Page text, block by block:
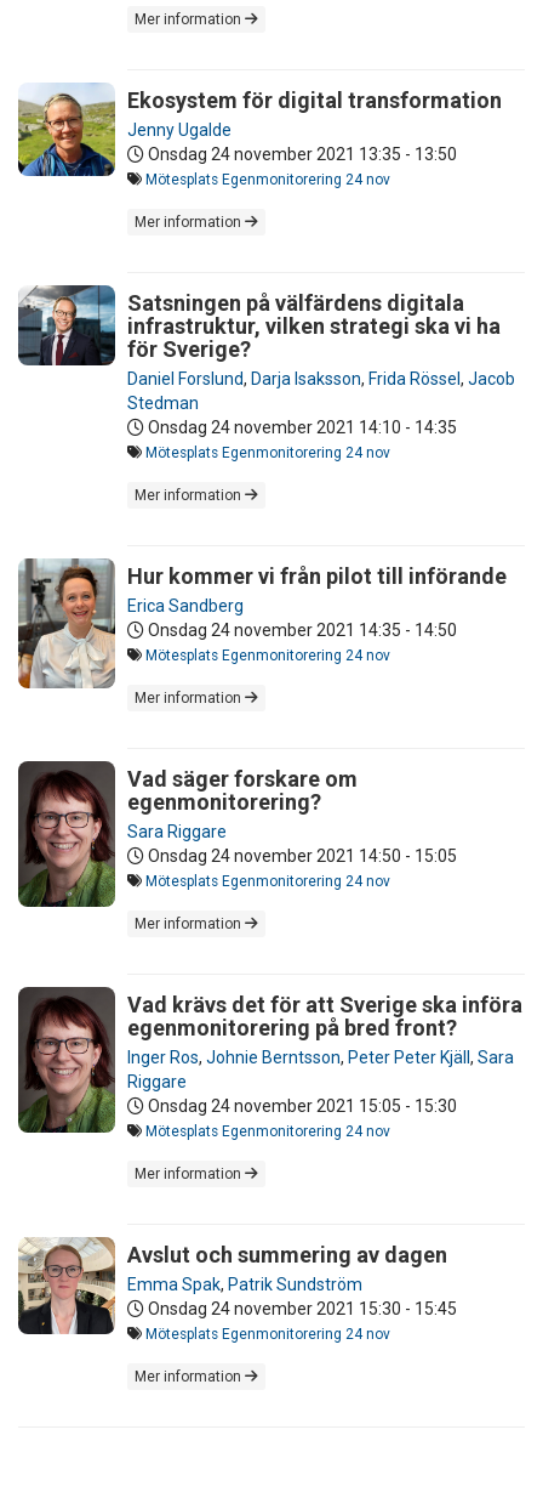
Mer information
Ekosystem för digital transformation
Jenny Ugalde
Onsdag 24 november 2021 13:35 - 13:50
Mötesplats Egenmonitorering 24 nov
Mer information
Satsningen på välfärdens digitala
infrastruktur, vilken strategi ska vi ha
för Sverige?
Daniel Forslund, Darja Isaksson, Frida Rössel , Jacob
Stedman
Onsdag 24 november 2021 14:10 - 14:35
Mötesplats Egenmonitorering 24 nov
Mer information
Hur kommer vi från pilot till införande
Erica Sandberg
Onsdag 24 november 2021 14:35 - 14:50
Mötesplats Egenmonitorering 24 nov
Mer information
Vad säger forskare om
egenmonitorering?
Sara Riggare
Onsdag 24 november 2021 14:50 - 15:05
Mötesplats Egenmonitorering 24 nov
Mer information
Vad krävs det för att Sverige ska införa
egenmonitorering på bred front?
Inger Ros, Johnie Berntsson, Peter Peter Kjäll , Sara
Riggare
Onsdag 24 november 2021 15:05 - 15:30
Mötesplats Egenmonitorering 24 nov
Mer information
Avslut och summering av dagen
Emma Spak, Patrik Sundström
Onsdag 24 november 2021 15:30 - 15:45
Mötesplats Egenmonitorering 24 nov
Mer information